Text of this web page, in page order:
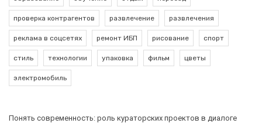
проверка контрагентов развлечение развлечения
реклама в соцсетях ремонт ИБП рисование спорт
стиль технологии упаковка фильм цветы
электромобиль
Понять современность: роль кураторских проектов в диалоге